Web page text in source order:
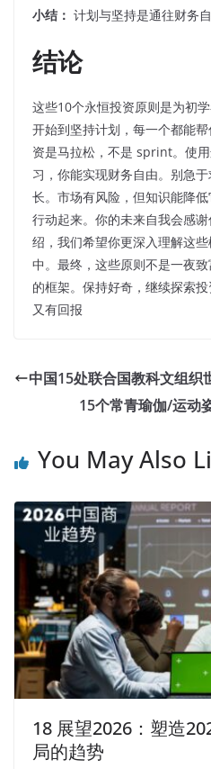
小结： 计划与坚持是通往财务自
结论
这些10个永恒投资原则是为初
开始到坚持计划，每一个都能
资是马拉松，不是 sprint。使
习，你能实现财务自由。别急
长。市场有风险，但知识能降
行动起来。你的未来自我会感
绍，我们希望你更深入理解这
中。最终，这些原则不是一夜
的框架。保持好奇，继续探索
又有回报
中国15处联合国教科文组织
15个常青瑜伽/运动
You May Also
18 展望2026：塑造
局的趋势